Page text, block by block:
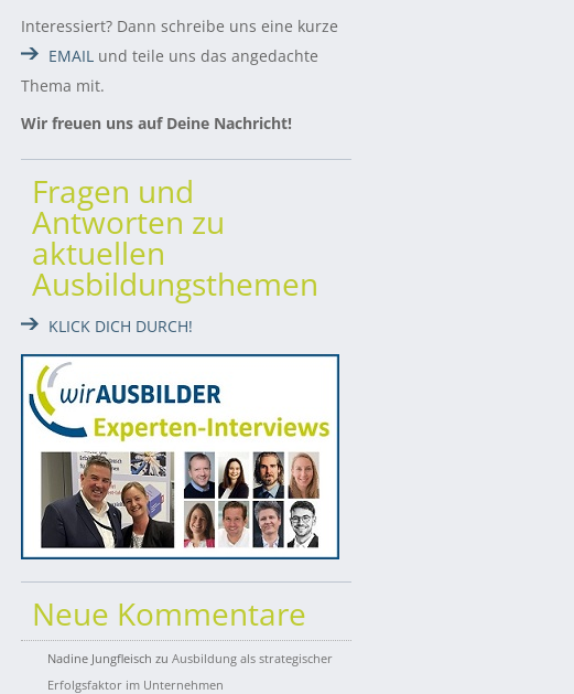
Interessiert? Dann schreibe uns eine kurze
EMAIL und teile uns das angedachte
Thema mit.
Wir freuen uns auf Deine Nachricht!
Fragen und
Antworten zu
aktuellen
Ausbildungsthemen
KLICK DICH DURCH!
Neue Kommentare
Nadine Jungfleisch zu Ausbildung als strategischer
Erfolgsfaktor im Unternehmen